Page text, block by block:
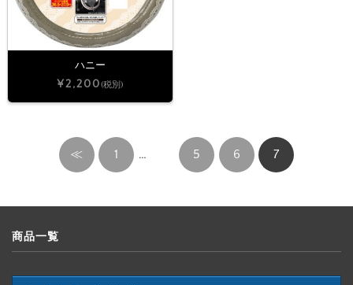
ハニー
¥2,200(税別)
≪ 1 … 5 6 7
商品一覧